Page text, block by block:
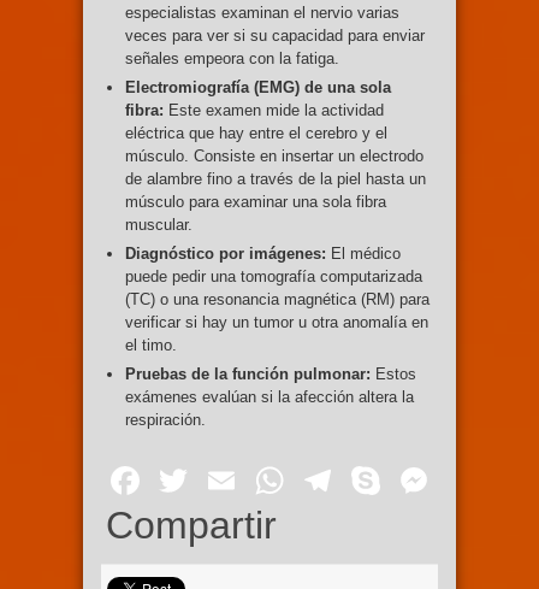
especialistas examinan el nervio varias
veces para ver si su capacidad para enviar
señales empeora con la fatiga.
Electromiografía (EMG) de una sola
fibra: Este examen mide la actividad
eléctrica que hay entre el cerebro y el
músculo. Consiste en insertar un electrodo
de alambre fino a través de la piel hasta un
músculo para examinar una sola fibra
muscular.
Diagnóstico por imágenes: El médico
puede pedir una tomografía computarizada
(TC) o una resonancia magnética (RM) para
verificar si hay un tumor u otra anomalía en
el timo.
Pruebas de la función pulmonar: Estos
exámenes evalúan si la afección altera la
respiración.
Facebook
Twitter
EmailWhatsApp
Telegram
Skype
Compartir